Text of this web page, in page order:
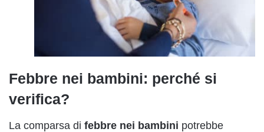
Febbre nei bambini: perché si
verifica?
La comparsa di febbre nei bambini potrebbe